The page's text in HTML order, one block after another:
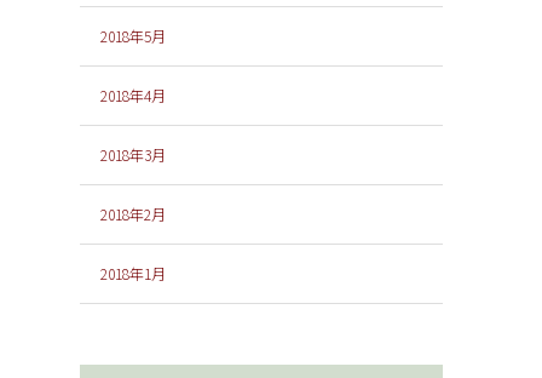
2018年5月
2018年4月
2018年3月
2018年2月
2018年1月